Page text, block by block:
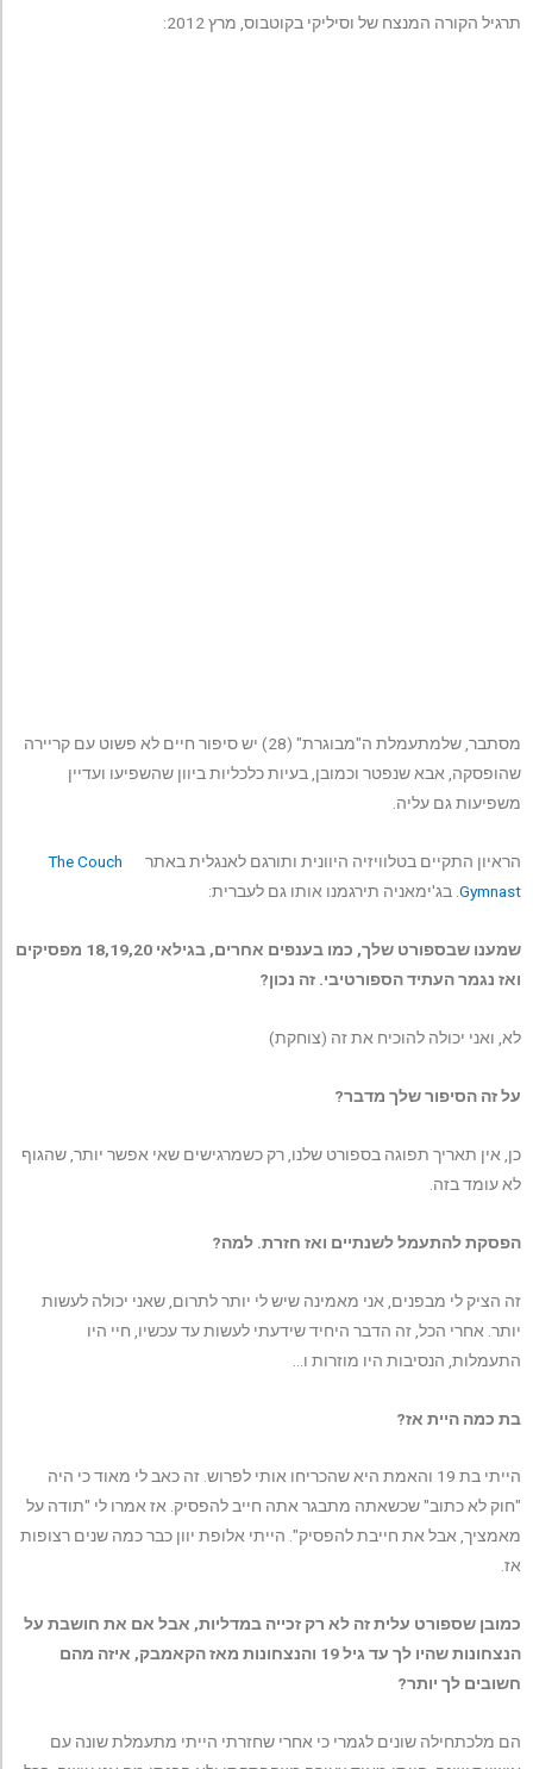
תרגיל הקורה המנצח של וסיליקי בקוטבוס, מרץ 2012:
מסתבר, שלמתעמלת ה"מבוגרת" (28) יש סיפור חיים לא פשוט עם קריירה
שהופסקה, אבא שנפטר וכמובן, בעיות כלכליות ביוון שהשפיעו ועדיין
משפיעות גם עליה.
הראיון התקיים בטלוויזיה היוונית ותורגם לאנגלית באתר
The Couch
Gymnast . בג'ימאניה תירגמנו אותו גם לעברית:
שמענו שבספורט שלך, כמו בענפים אחרים, בגילאי 18,19,20 מפסיקים
ואז נגמר העתיד הספורטיבי. זה נכון?
לא, ואני יכולה להוכיח את זה (צוחקת)
על זה הסיפור שלך מדבר?
כן, אין תאריך תפוגה בספורט שלנו, רק כשמרגישים שאי אפשר יותר, שהגוף
לא עומד בזה.
הפסקת להתעמל לשנתיים ואז חזרת. למה?
זה הציק לי מבפנים, אני מאמינה שיש לי יותר לתרום, שאני יכולה לעשות
יותר. אחרי הכל, זה הדבר היחיד שידעתי לעשות עד עכשיו, חיי היו
התעמלות, הנסיבות היו מוזרות ו…
בת כמה היית אז?
הייתי בת 19 והאמת היא שהכריחו אותי לפרוש. זה כאב לי מאוד כי היה
"חוק לא כתוב" שכשאתה מתבגר אתה חייב להפסיק. אז אמרו לי "תודה על
מאמציך, אבל את חייבת להפסיק". הייתי אלופת יוון כבר כמה שנים רצופות
אז.
כמובן שספורט עלית זה לא רק זכייה במדליות, אבל אם את חושבת על
הנצחונות שהיו לך עד גיל 19 והנצחונות מאז הקאמבק, איזה מהם
חשובים לך יותר?
הם מלכתחילה שונים לגמרי כי אחרי שחזרתי הייתי מתעמלת שונה עם